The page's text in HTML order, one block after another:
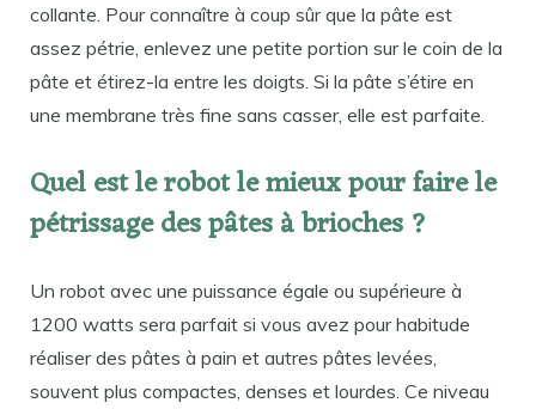
collante. Pour connaître à coup sûr que la pâte est
assez pétrie, enlevez une petite portion sur le coin de la
pâte et étirez-la entre les doigts. Si la pâte s’étire en
une membrane très fine sans casser, elle est parfaite.
Quel est le robot le mieux pour faire le
pétrissage des pâtes à brioches ?
Un robot avec une puissance égale ou supérieure à
1200 watts sera parfait si vous avez pour habitude
réaliser des pâtes à pain et autres pâtes levées,
souvent plus compactes, denses et lourdes. Ce niveau